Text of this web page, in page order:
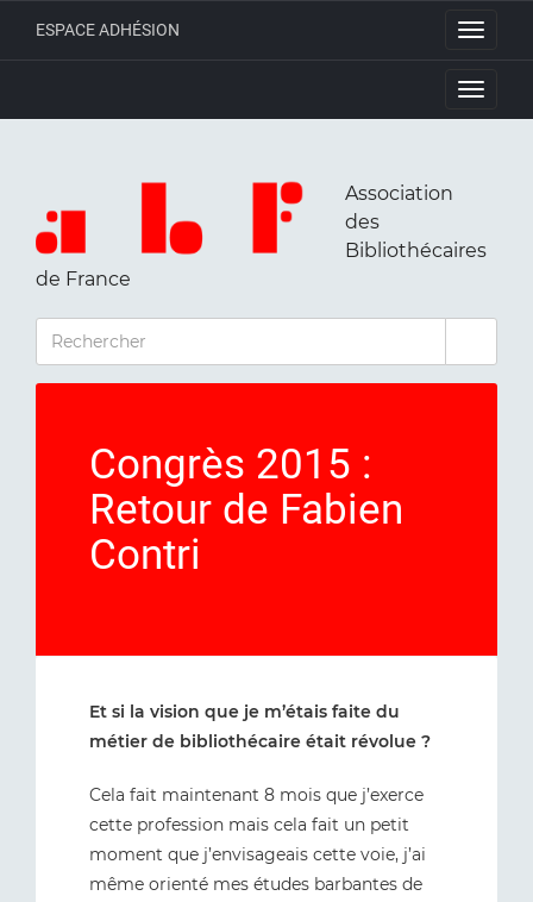
Toggle
ESPACE ADHÉSION
Toggle
Association
des
Bibliothécaires
de France
RECHERCHER
Congrès 2015 :
Retour de Fabien
Contri
Et si la vision que je m’étais faite du
métier de bibliothécaire était révolue ?
Cela fait maintenant 8 mois que j’exerce
cette profession mais cela fait un petit
moment que j’envisageais cette voie, j’ai
même orienté mes études barbantes de